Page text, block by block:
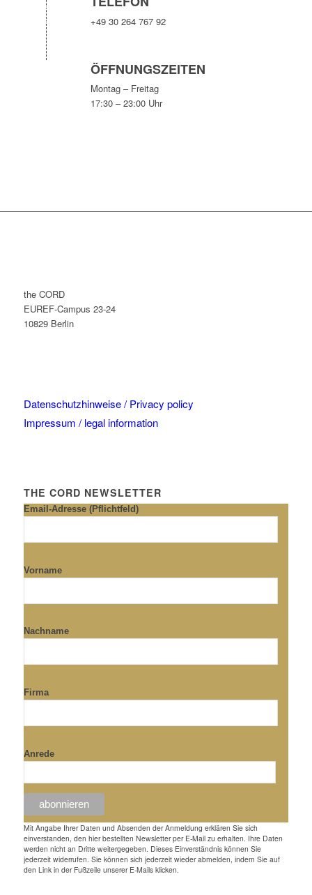
+49 30 264 767 92
ÖFFNUNGSZEITEN
Montag – Freitag
17:30 – 23:00 Uhr
the CORD
EUREF-Campus 23-24
10829 Berlin
Datenschutzhinweise / Privacy policy
Impressum / legal information
THE CORD NEWSLETTER
Email-Adresse (Pflichtfeld)
Vorname
Nachname
Firma
Anrede
Mit Angabe Ihrer Daten und Absenden der Anmeldung erklären Sie sich
einverstanden, den hier bestellten Newsletter per E-Mail zu erhalten. Ihre Daten
werden nicht an Dritte weitergegeben. Dieses Einverständnis können Sie
jederzeit widerrufen. Sie können sich jederzeit wieder abmelden, indem Sie auf
den Link in der Fußzeile unserer E-Mails klicken.